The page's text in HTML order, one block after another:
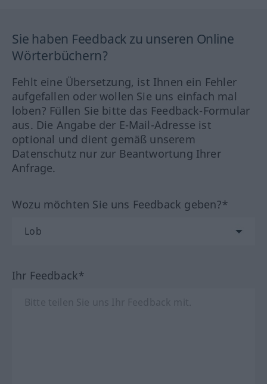
Sie haben Feedback zu unseren Online
Wörterbüchern?
Fehlt eine Übersetzung, ist Ihnen ein Fehler
aufgefallen oder wollen Sie uns einfach mal
loben? Füllen Sie bitte das Feedback-Formular
aus. Die Angabe der E-Mail-Adresse ist
optional und dient gemäß unserem
Datenschutz nur zur Beantwortung Ihrer
Anfrage.
Wozu möchten Sie uns Feedback geben?*
Ihr Feedback*